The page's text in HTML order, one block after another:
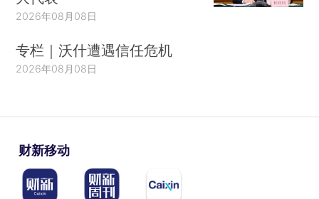
2026年08月08日
专栏｜沃什遭遇信任危机
2026年08月08日
财新移动